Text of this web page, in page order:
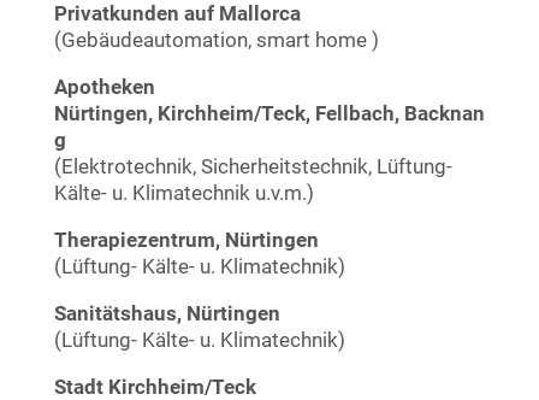
Privatkunden auf Mallorca
(Gebäudeautomation, smart home )
Apotheken
Nürtingen, Kirchheim/Teck, Fellbach, Backnan
g
(Elektrotechnik, Sicherheitstechnik, Lüftung-
Kälte- u. Klimatechnik u.v.m.)
Therapiezentrum, Nürtingen
(Lüftung- Kälte- u. Klimatechnik)
Sanitätshaus, Nürtingen
(Lüftung- Kälte- u. Klimatechnik)
Stadt Kirchheim/Teck